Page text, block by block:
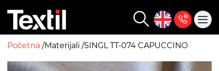
Početna Materijali SINGL TT-074 CAPUCCINO